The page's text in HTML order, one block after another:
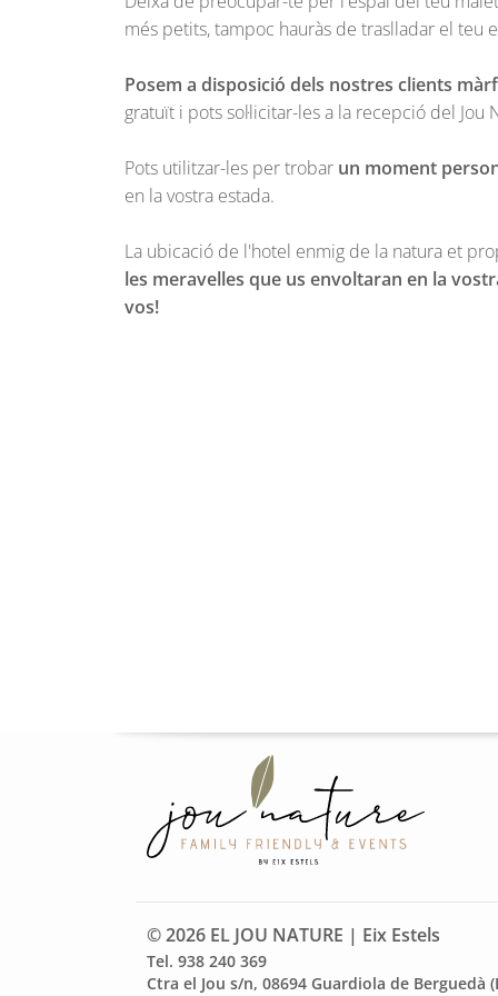
més petits, tampoc hauràs de traslladar el teu
Posem a disposició dels nostres clients
gratuït i pots sol·licitar-les a la recepció del Jou
Pots utilitzar-les per trobar un moment
en la vostra estada.
La ubicació de l'hotel enmig de la natura et
les meravelles que us envoltaran en la
vos!
© 2026 EL JOU NATURE | Eix Estels
Tel. 938 240 369
Ctra el Jou s/n, 08694 Guardiola de Berguedà